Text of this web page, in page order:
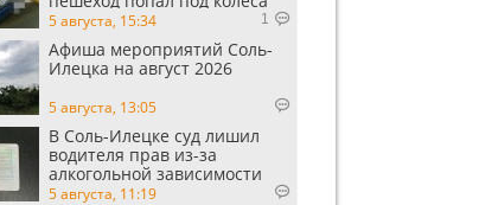
автомобиля
5 августа, 15:34 1
Афиша мероприятий Соль-
Илецка на август 2026
5 августа, 13:05
В Соль-Илецке суд лишил
водителя прав из-за
алкогольной зависимости
5 августа, 11:19